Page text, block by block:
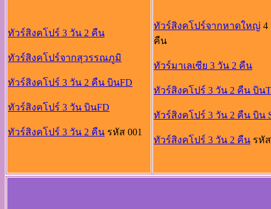
ทัวร์สิงคโปร์ 3 วัน 2 คืน
ทัวร์สิงคโปร์จากสุวรรณภูมิ
ทัวร์สิงคโปร์ 3 วัน 2 คืน บินFD
ทัวร์สิงคโปร์ 3 วัน บินFD
ทัวร์สิงคโปร์ 3 วัน 2 คืน รหัส 001
ทัวร์สิงคโปร์จากหาดใหญ่ 4
คืน
ทัวร์มาเลเซีย 3 วัน 2 คืน
ทัวร์สิงคโปร์ 3 วัน 2 คืน บิน
ทัวร์สิงคโปร์ 3 วัน 2 คืน บิน
ทัวร์สิงคโปร์ 3 วัน 2 คืน รหั